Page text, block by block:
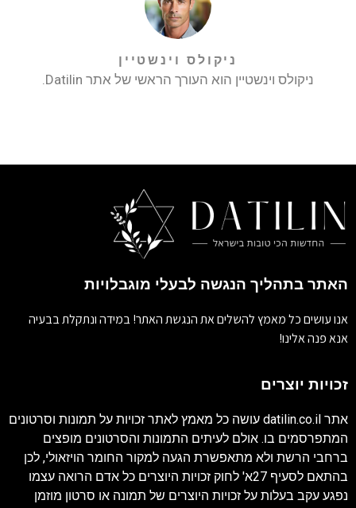
ניקולס וינשטיין
ניקולס וינשטיין הוא העורך הראשי של אתר Datilin.
האתר בתהליך הנגשה לבעלי מוגבלויות
אנו עושים כל מאמץ להשלים את הנגשת האתר! במידה ונתקלת בבעיה
אנא פנה אלינו!
זכויות יוצרים
אתר datilin.co.il עושה כל מאמץ לאתר זכויות על תמונות וסרטונים
המתפרסמים בו. אולם לעיתים התמונות והסרטונים מופצים
ברחבי הרשת ולא מתאפשרת הגעה למקור החומר הויזאולי, לכן
בהתאם לסעיף 27א' לחוק זכויות היוצרים כל אדם הרואה עצמו
נפגע עקב בעלות על זכויות היוצרים של תמונה או סרטון מוזמן